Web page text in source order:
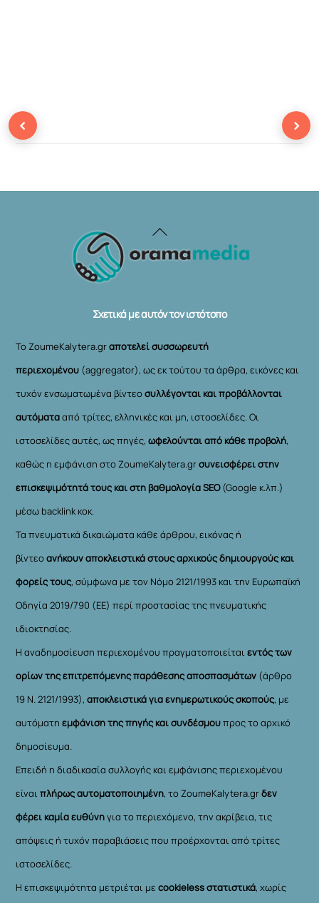
Back
To
Σχετικά με αυτόν τον ιστότοπο
Το ZoumeKalytera.grαποτελεί συσσωρευτή
περιεχομένου (aggregator), ως εκ τούτου τα άρθρα, εικόνες και
τυχόν ενσωματωμένα βίντεοσυλλέγονται και προβάλλονται
αυτόματααπό τρίτες, ελληνικές και μη, ιστοσελίδες. Οι
ιστοσελίδες αυτές, ως πηγές,ωφελούνται από κάθε προβολή,
καθώς η εμφάνιση στο ZoumeKalytera.grσυνεισφέρει στην
επισκεψιμότητά τους και στη βαθμολογία SEO(Google κ.λπ.)
μέσω backlink κοκ.
Τα πνευματικά δικαιώματα κάθε άρθρου, εικόνας ή
βίντεοανήκουν αποκλειστικά στους αρχικούς δημιουργούς και
φορείς τους, σύμφωνα με τον Νόμο 2121/1993 και την Ευρωπαϊκή
Οδηγία 2019/790 (ΕΕ) περί προστασίας της πνευματικής
ιδιοκτησίας.
Η αναδημοσίευση περιεχομένου πραγματοποιείταιεντός των
ορίων της επιτρεπόμενης παράθεσης αποσπασμάτων (άρθρο
19 Ν. 2121/1993), αποκλειστικά για ενημερωτικούς σκοπούς, με
αυτόματηεμφάνιση της πηγής και συνδέσμουπρος το αρχικό
δημοσίευμα.
Επειδή η διαδικασία συλλογής και εμφάνισης περιεχομένου
είναιπλήρως αυτοματοποιημένη, το ZoumeKalytera.grδεν
φέρει καμία ευθύνηγια το περιεχόμενο, την ακρίβεια, τις
απόψεις ή τυχόν παραβιάσεις που προέρχονται από τρίτες
ιστοσελίδες.
Η επισκεψιμότητα μετριέται μεcookieless στατιστικά, χωρίς
‹ ›